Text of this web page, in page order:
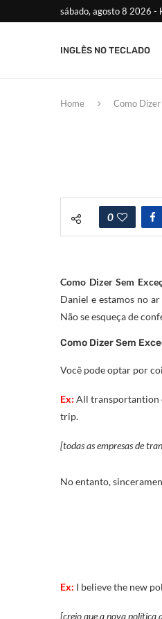
sábado, agosto 8 2026 -
INGLÊS NO TECLADO
Home Como
0
Como Dizer Sem
Daniel e estamos no
Não se esqueça de
Como Dizer Sem
Você pode optar por
Ex: All transportantion
trip.
[todas as empresas de
No entanto,
Ex: I believe the new
[creio que a nova política